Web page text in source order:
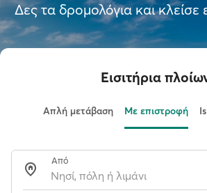
Δες τα δρομολόγια και κλείσε
Εισιτήρια
Απλή μετάβαση Με επιστροφή
Από